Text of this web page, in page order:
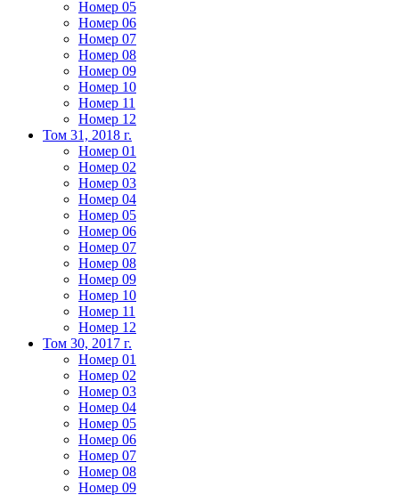
Номер 05
Номер 06
Номер 07
Номер 08
Номер 09
Номер 10
Номер 11
Номер 12
Том 31, 2018 г.
Номер 01
Номер 02
Номер 03
Номер 04
Номер 05
Номер 06
Номер 07
Номер 08
Номер 09
Номер 10
Номер 11
Номер 12
Том 30, 2017 г.
Номер 01
Номер 02
Номер 03
Номер 04
Номер 05
Номер 06
Номер 07
Номер 08
Номер 09